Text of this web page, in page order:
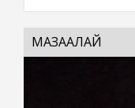
МАЗААЛАЙ